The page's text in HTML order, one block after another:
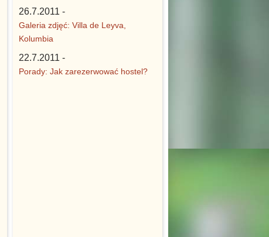
26.7.2011 -
Galeria zdjęć: Villa de Leyva,
Kolumbia
22.7.2011 -
Porady: Jak zarezerwować hostel?